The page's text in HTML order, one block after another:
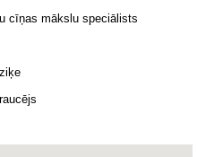
cīņas mākslu speciālists